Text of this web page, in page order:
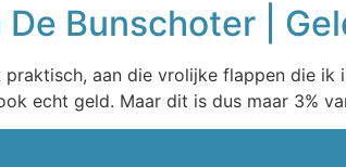
De Bunschoter |
praktisch, aan die vrolijke flappen die
echt geld. Maar dit is dus maar 3%